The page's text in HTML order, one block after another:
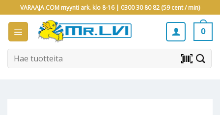
to
content
VARAAJA.COM myynti ark. klo 8-16 | 0300 30 80 82 (59 cent / min)
0
Etsi: barcode_scanner